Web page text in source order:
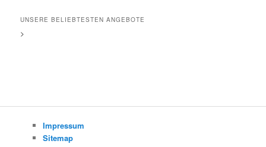
UNSERE BELIEBTESTEN ANGEBOTE
>
Impressum
Sitemap